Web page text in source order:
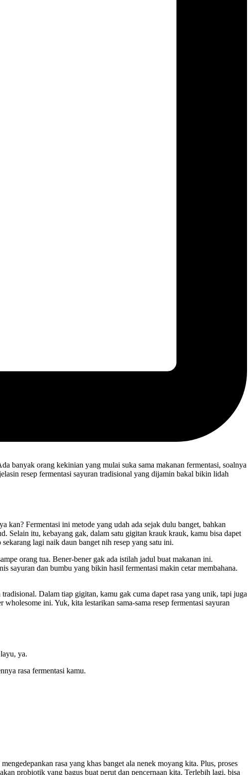
banyak orang kekinian yang mulai suka sama makanan fermentasi, soalnya
resep fermentasi sayuran tradisional yang dijamin bakal bikin lidah
Fermentasi ini metode yang udah ada sejak dulu banget, bahkan
Selain itu, kebayang gak, dalam satu gigitan krauk krauk, kamu bisa dapet
lagi naik daun banget nih resep yang satu ini.
orang tua. Bener-bener gak ada istilah jadul buat makanan ini.
sayuran dan bumbu yang bikin hasil fermentasi makin cetar membahana.
Dalam tiap gigitan, kamu gak cuma dapet rasa yang unik, tapi juga
ini. Yuk, kita lestarikan sama-sama resep fermentasi sayuran
ya.
rasa fermentasi kamu.
rasa yang khas banget ala nenek moyang kita. Plus, proses
probiotik yang bagus buat perut dan pencernaan kita. Terlebih lagi, bisa